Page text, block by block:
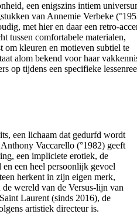
een enigszins intiem
van Annemie Verbeke
met hier en daar een retro-
tussen comfortabele materialen,
om kleuren en motieven subtiel te
alom bekend voor haar
op tijdens een specifieke
een lichaam dat gedurfd wordt
Vaccarello (°1982) geeft
een impliciete erotiek, de
een heel persoonlijk gevoel
herkent in zijn eigen merk,
wereld van de Versus-lijn van
Laurent (sinds 2016), de
artistiek directeur is.